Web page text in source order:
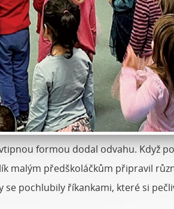
formou dodal odvahu. Když
malým předškoláčkům připravil
se pochlubily říkankami, které si